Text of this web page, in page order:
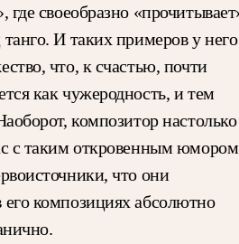
где своеобразно
И таких примеров у него
что, к счастью, почти
как чужеродность, и тем
композитор настолько
с таким откровенным юмором
что они
композициях абсолютно